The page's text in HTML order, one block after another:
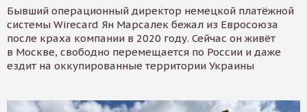
Бывший операционный директор немецкой платёжной
системы Wirecard Ян Марсалек бежал из Евросоюза
после краха компании в 2020 году. Сейчас он живёт
в Москве, свободно перемещается по России и даже
ездит на оккупированные территории Украины